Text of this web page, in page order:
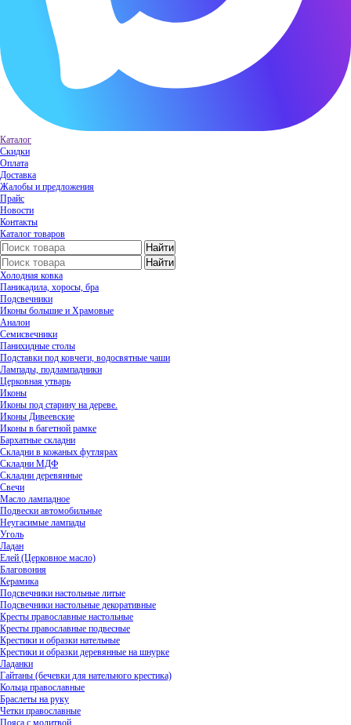
Каталог
Скидки
Оплата
Доставка
Жалобы и предложения
Прайс
Новости
Контакты
Каталог товаров
Холодная ковка
Паникадила, хоросы, бра
Подсвечники
Иконы большие и Храмовые
Аналои
Семисвечники
Панихидные столы
Подставки под ковчеги, водосвятные чаши
Лампады, подлампадники
Церковная утварь
Иконы
Иконы под старину на дереве.
Иконы Дивеевские
Иконы в багетной рамке
Бархатные складни
Складни в кожаных футлярах
Складни МДФ
Складни деревянные
Свечи
Масло лампадное
Подвески автомобильные
Неугасимые лампады
Уголь
Ладан
Елей (Церковное масло)
Благовония
Керамика
Подсвечники настольные литые
Подсвечники настольные декоративные
Кресты православные настольные
Кресты православные подвесные
Крестики и образки нательные
Крестики и образки деревянные на шнурке
Ладанки
Гайтаны (бечевки для нательного крестика)
Кольца православные
Браслеты на руку
Четки православные
Пояса с молитвой